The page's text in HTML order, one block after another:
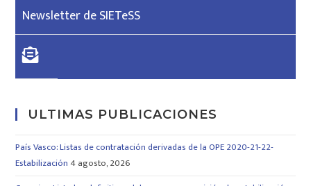
Newsletter de SIETeSS
ULTIMAS PUBLICACIONES
País Vasco: Listas de contratación derivadas de la OPE 2020-21-22-
Estabilización 4 agosto, 2026